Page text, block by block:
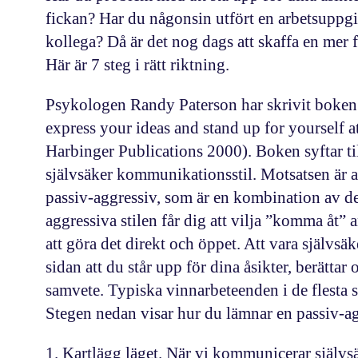
Steg för
fickan? Har du någonsin utfört en
kollega? Då är det nog dags att skaffa en
Här är 7 steg i rätt riktning.
Psykologen Randy Paterson har skrivit boken
express your ideas and stand up for yourself
Harbinger Publications 2000). Boken syftar
självsäker kommunikationsstil. Motsatsen är
passiv-aggressiv, som är en kombination av
aggressiva stilen får dig att vilja ”komma åt”
att göra det direkt och öppet. Att vara
sidan att du står upp för dina åsikter, berättar
samvete. Typiska vinnarbeteenden i de flesta
Stegen nedan visar hur du lämnar en passiv-
1. Kartlägg läget. När vi kommunicerar